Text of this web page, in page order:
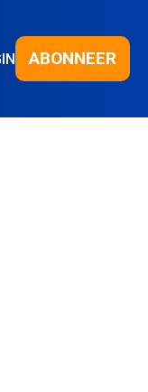
ABONNEER